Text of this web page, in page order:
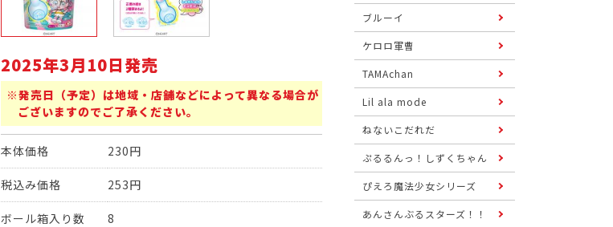
2025年3月10日発売
※発売日（予定）は地域・店舗などによって異なる場合が
ございますのでご了承ください。
本体価格 230円
税込み価格 253円
ボール箱入り数 8
ブルーイ
ケロロ軍曹
TAMAchan
Lil ala mode
ねないこだれだ
ぷるるんっ！しずくちゃん
ぴえろ魔法少女シリーズ
あんさんぶるスターズ！！